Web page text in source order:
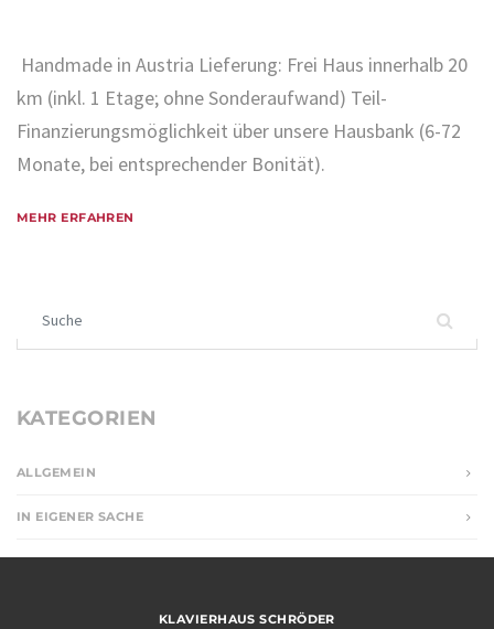
Handmade in Austria Lieferung: Frei Haus innerhalb 20
km (inkl. 1 Etage; ohne Sonderaufwand) Teil-
Finanzierungsmöglichkeit über unsere Hausbank (6-72
Monate, bei entsprechender Bonität).
MEHR ERFAHREN
KATEGORIEN
ALLGEMEIN
IN EIGENER SACHE
KLAVIERHAUS SCHRÖDER